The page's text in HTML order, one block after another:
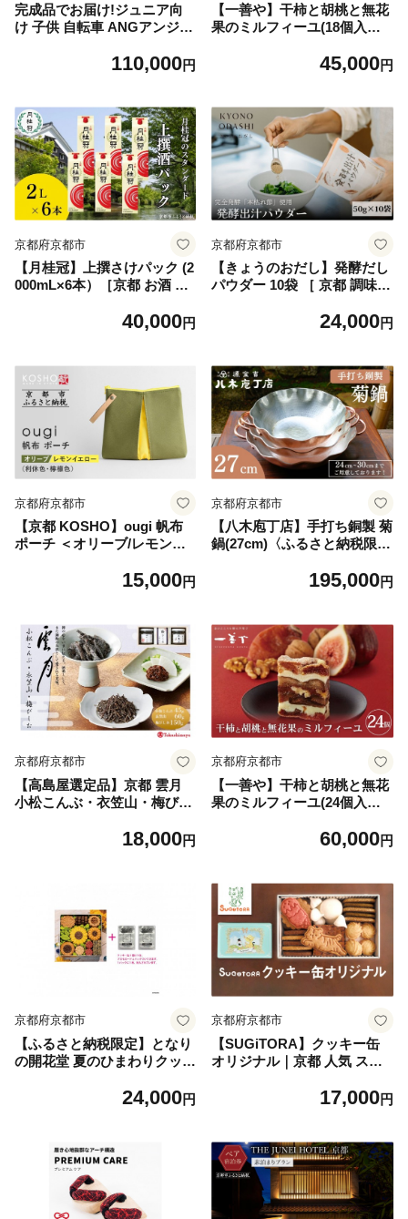
完成品でお届け!ジュニア向
け 子供 自転車 ANGアンジ
会 自転車 人気 ANG22/ANG2
ギア キッズ ジュニア用 子供
自転車 22インチ 24インチ 26
インチ LEDブロックダイナモ
ライト 人気 おすすめ 送料無
料 ふるさと納税 ］ANG22/A
NG24/ANG26 【グレー（G
R）×24インチ】
110,000円
【一善や】干柿と胡桃と無花
果のミルフィーユ(18個入り)
おすすめ 数量限定 お菓子 デ
45,000円
京都府京都市
【月桂冠】上撰さけパック (2
000mL×6本）［京都 お酒 清
おすすめ 定番 贈答 ご自宅用
40,000円
京都府京都市
【きょうのおだし】発酵だし
パウダー 10袋 ［ 京都 調味料
人気 おすすめ おいしい グル
24,000円
京都府京都市
【京都 KOSHO】ougi 帆布
ポーチ ＜オリーブ/レモンイ
京都 帆布 バッグ ブランド ポ
ニバッグ コスメポーチ 鞄 か
ばん バッグ お取り寄せ 通販
ギフト 送料無料 ふるさと納
税 ］
15,000円
京都府京都市
【八木庖丁店】手打ち銅製 菊
鍋(27cm)〈ふるさと納税限
気 鍋 [ 京都 キッチン用品 家
通販 送料無料 ふるさと納税 ]
195,000円
京都府京都市
【高島屋選定品】京都 雲月
小松こんぶ・衣笠山・梅びし
月 ご飯のお供 銘品 人気 おす
18,000円
京都府京都市
【一善や】干柿と胡桃と無花
果のミルフィーユ(24個入り)
おすすめ 数量限定 お菓子 デ
60,000円
京都府京都市
【ふるさと納税限定】となり
の開花堂 夏のひまわりクッキ
［ 京都 村上隆 カイカイキキ
カード付 おしゃれ かわいい
アート 現代美術 人気 おすす
め 通販 送料無料 ふるさと納
24,000円
京都府京都市
【SUGiTORA】クッキー缶
オリジナル｜京都 人気 スイ
いい [ スギトラ クッキー缶
菓子 洋菓子 ギフト プレゼン
ト 贈答 お取り寄せ 通販 送料
無料 ］
17,000円